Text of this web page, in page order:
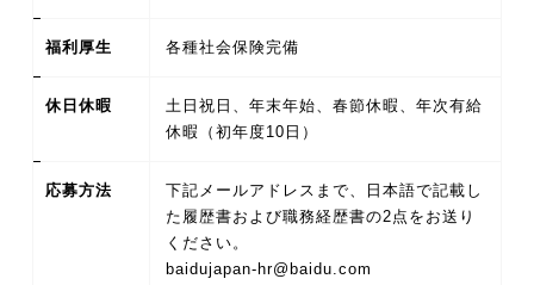
福利厚生 各種社会保険完備
休日休暇
土日祝日、年末年始、春節休暇、年次有給
休暇（初年度10日）
応募方法
下記メールアドレスまで、日本語で記載し
た履歴書および職務経歴書の2点をお送り
ください。
baidujapan-hr@baidu.com